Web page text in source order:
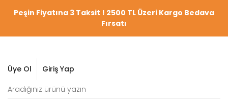
Peşin Fiyatına 3 Taksit ! 2500 TL Üzeri Kargo Bedava
Fırsatı
Üye Ol Giriş Yap